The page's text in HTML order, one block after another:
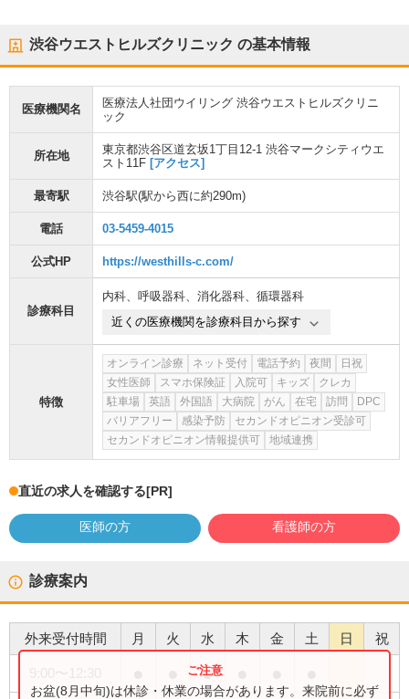
渋谷ウエストヒルズクリニック の基本情報
医療機関名
医療法人社団ウイリング 渋谷ウエストヒルズクリニ
ック
所在地
東京都渋谷区道玄坂1丁目12-1 渋谷マークシティウエ
スト11F [アクセス]
最寄駅 渋谷駅(駅から西に約290m)
電話 03-5459-4015
公式HP https://westhills-c.com/
診療科目
内科、 呼吸器科、 消化器科、 循環器科
近くの医療機関を診療科目から探す
特徴
オンライン診療 ネット受付 電話予約 夜間
日祝
女性医師
スマホ保険証 入院可 キッズ
クレカ
駐車場
英語 外国語 大病院 がん 在宅 訪問
DPC
バリアフリー
感染予防
セカンドオピニオン受診可
セカンドオピニオン情報提供可
地域連携
直近の求人を確認する[PR]
医師の方 看護師の方
診療案内
外来受付時間 月 火 水 木 金 土 日 祝
●
お盆(8月中旬)は休診・休業の場合があります。来院前に必ず